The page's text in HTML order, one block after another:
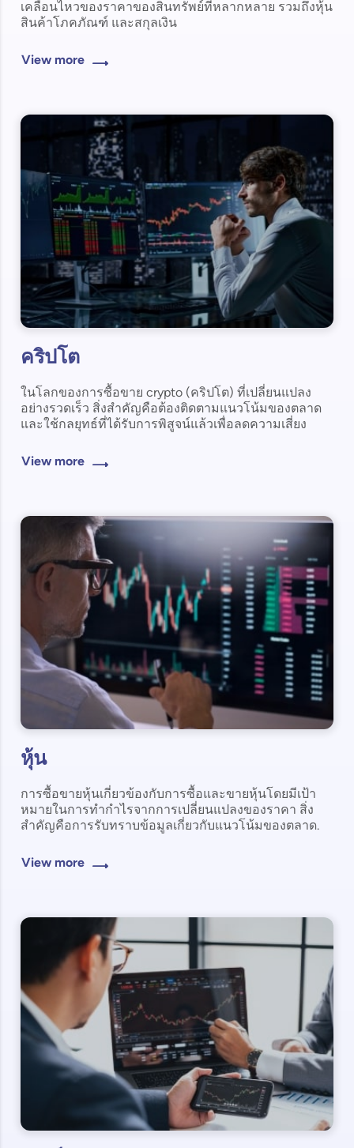
เคลื่อนไหวของราคาของสินทรัพย์ที่หลากหลาย รวมถึงหุ้น
สินค้าโภคภัณฑ์ และสกุลเงิน
View more
คริปโต
ในโลกของการซื้อขาย crypto (คริปโต) ที่เปลี่ยนแปลง
อย่างรวดเร็ว สิ่งสำคัญคือต้องติดตามแนวโน้มของตลาด
และใช้กลยุทธ์ที่ได้รับการพิสูจน์แล้วเพื่อลดความเสี่ยง
View more
หุ้น
การซื้อขายหุ้นเกี่ยวข้องกับการซื้อและขายหุ้นโดยมีเป้า
หมายในการทำกำไรจากการเปลี่ยนแปลงของราคา สิ่ง
สำคัญคือการรับทราบข้อมูลเกี่ยวกับแนวโน้มของตลาด.
View more